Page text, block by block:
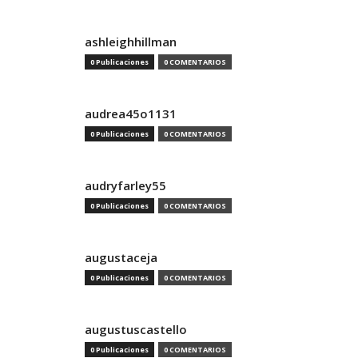
ashleighhillman
0 Publicaciones 0 COMENTARIOS
audrea45o1131
0 Publicaciones 0 COMENTARIOS
audryfarley55
0 Publicaciones 0 COMENTARIOS
augustaceja
0 Publicaciones 0 COMENTARIOS
augustuscastello
0 Publicaciones 0 COMENTARIOS